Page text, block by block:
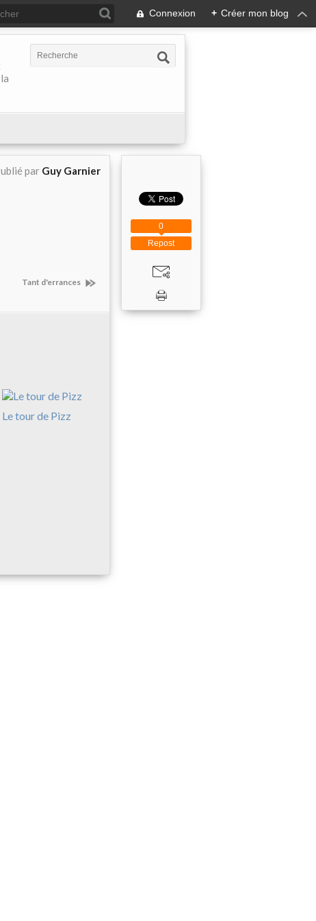
Connexion + Créer mon blog
par Guy Garnier
Tant d'errances
Le tour de Pizz
Repost
0